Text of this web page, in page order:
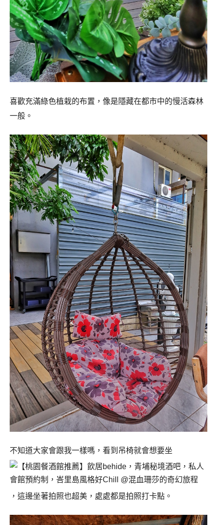
喜歡充滿綠色植栽的布置，像是隱藏在都市中的慢活森林
一般。
不知道大家會跟我一樣嗎，看到吊椅就會想要坐
，這邊坐著拍照也超美，處處都是拍照打卡點。